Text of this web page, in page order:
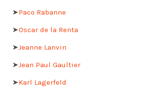
➤Paco Rabanne
➤Oscar de la Renta
➤Jeanne Lanvin
➤Jean Paul Gaultier
➤Karl Lagerfeld